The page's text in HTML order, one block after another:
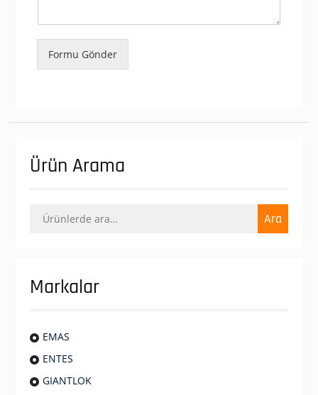
Formu Gönder
Ürün Arama
Ara: Ara
Markalar
EMAS
ENTES
GIANTLOK